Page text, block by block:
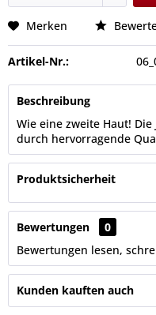
Merken
Artikel-Nr.:
Beschreibung
Wie eine zweite Haut! Die
durch hervorragende
Produktsicherheit
Bewertungen
0
Bewertungen lesen,
Kunden kauften auch